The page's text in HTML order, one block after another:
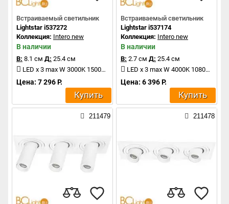
Встраиваемый светильник
Lightstar i537272
Коллекция: Intero new
В наличии
В: 8.1 см Д: 25.4 см
LED x 3 max W 3000K 1500Lm
Цена: 7 296 Р.
Купить
Встраиваемый светильник
Lightstar i537174
Коллекция: Intero new
В наличии
В: 2.7 см Д: 25.4 см
LED x 3 max W 4000K 1080Lm
Цена: 6 396 Р.
Купить
211479 211478